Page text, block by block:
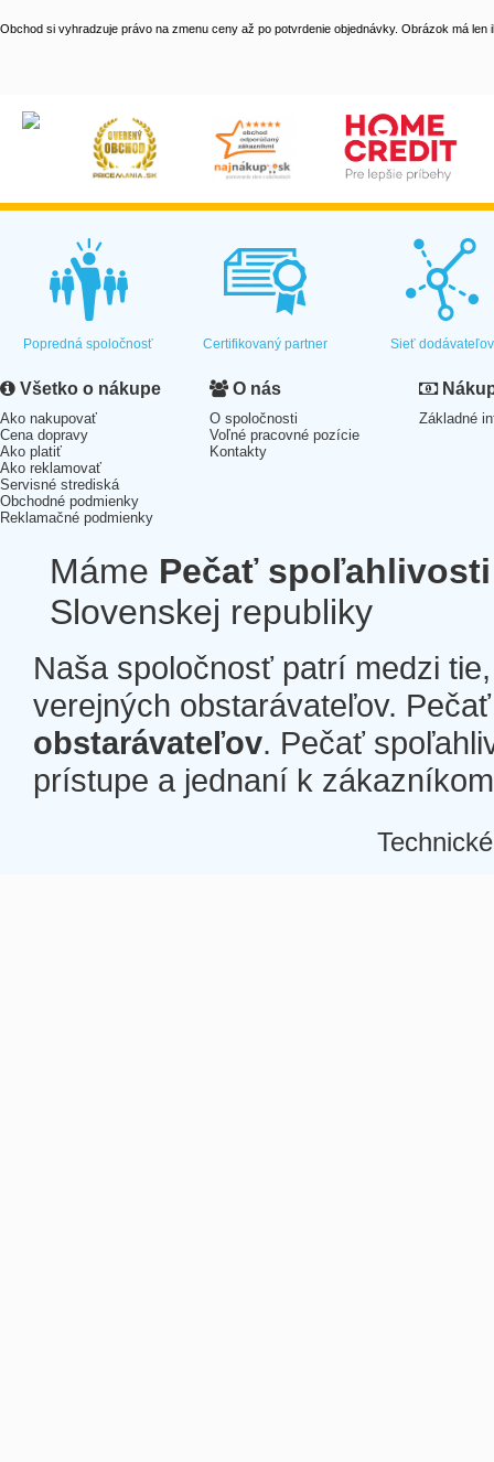
Obchod si vyhradzuje právo na zmenu ceny až po potvrdenie objednávky. Obrázok má len
Popredná spoločnosť Certifikovaný partner Sieť dodávateľov
Všetko o nákupe
Ako nakupovať
Cena dopravy
Ako platiť
Ako reklamovať
Servisné strediská
Obchodné podmienky
Reklamačné podmienky
O nás
O spoločnosti
Voľné pracovné pozície
Kontakty
Základné
Máme Pečať spoľahlivosti
Slovenskej republiky
Naša spoločnosť patrí medzi
verejných obstarávateľov.
obstarávateľov. Pečať
prístupe a jednaní k